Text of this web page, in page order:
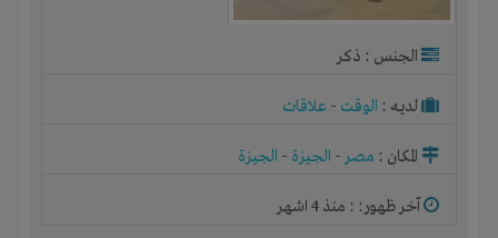
الجنس : ذكر
لديـه : الوقت - علاقات
المكان : مصر- الجيزة - الجيزة
آخر ظهور: : منذ 4 اشهر